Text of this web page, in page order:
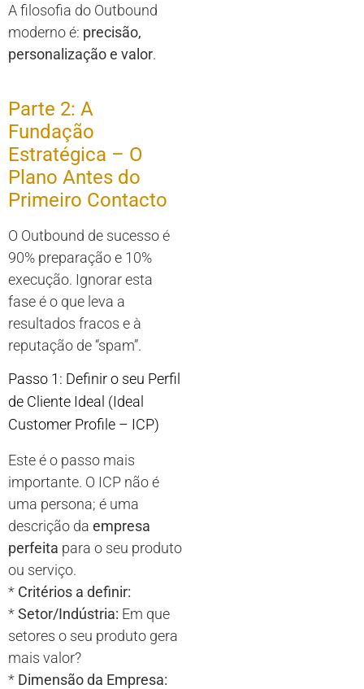
A filosofia do Outbound
moderno é: precisão,
personalização e valor.
Parte 2: A
Fundação
Estratégica – O
Plano Antes do
Primeiro Contacto
O Outbound de sucesso é
90% preparação e 10%
execução. Ignorar esta
fase é o que leva a
resultados fracos e à
reputação de “spam”.
Passo 1: Definir o seu Perfil
de Cliente Ideal (Ideal
Customer Profile – ICP)
Este é o passo mais
importante. O ICP não é
uma persona; é uma
descrição da empresa
perfeita para o seu produto
ou serviço.
* Critérios a definir:
*Setor/Indústria: Em que
setores o seu produto gera
mais valor?
* Dimensão da Empresa: